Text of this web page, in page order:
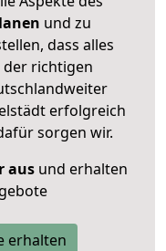
und zu
dass alles
richtigen
erfolgreich
sorgen wir.
ausund erhalten
erhalten